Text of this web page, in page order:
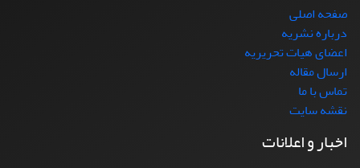
صفحه اصلی
درباره نشریه
اعضای هیات تحریریه
ارسال مقاله
تماس با ما
نقشه سایت
اخبار و اعلانات